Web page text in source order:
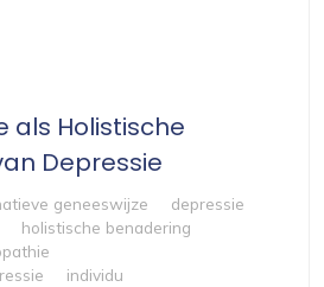
als Holistische
Depressie
geneeswijze
depressie
holistische benadering
individu